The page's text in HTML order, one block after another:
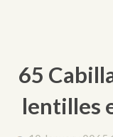
65
lentilles